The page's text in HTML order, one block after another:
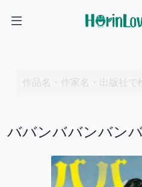
ババンババンバン